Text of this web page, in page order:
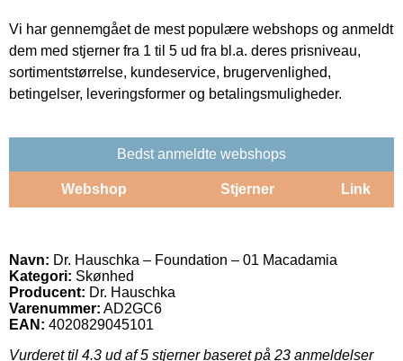
Vi har gennemgået de mest populære webshops og anmeldt
dem med stjerner fra 1 til 5 ud fra bl.a. deres prisniveau,
sortimentstørrelse, kundeservice, brugervenlighed,
betingelser, leveringsformer og betalingsmuligheder.
Bedst anmeldte webshops
Webshop Stjerner Link
Navn: Dr. Hauschka – Foundation – 01 Macadamia
Kategori: Skønhed
Producent: Dr. Hauschka
Varenummer: AD2GC6
EAN: 4020829045101
Vurderet til 4.3 ud af 5 stjerner baseret på 23 anmeldelser